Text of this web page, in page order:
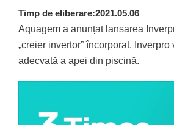
Timp de eliberare:2021.05.06
Aquagem a anunțat lansarea
„creier invertor” încorporat,
adecvată a apei din piscină.